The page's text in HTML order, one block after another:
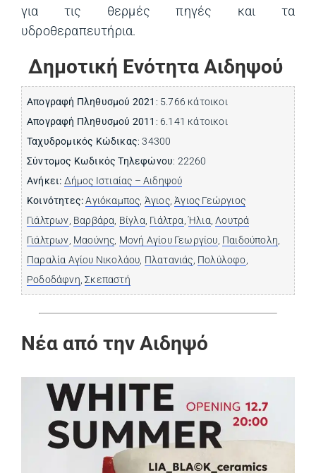
για τις θερμές πηγές και τα
υδροθεραπευτήρια.
Δημοτική Ενότητα Αιδηψού
Απογραφή Πληθυσμού 2021 : 5.766 κάτοικοι
Απογραφή Πληθυσμού 2011 : 6.141 κάτοικοι
Ταχυδρομικός Κώδικας: 34300
Σύντομος Κωδικός Τηλεφώνου: 22260
Ανήκει: Δήμος Ιστιαίας – Αιδηψού
Κοινότητες:Αγιόκαμπος Άγιος,Άγιος Γεώργιος
Γιάλτρων Βαρβάρα Βίγλα Γιάλτρα ,Ήλια Λουτρά
Γιάλτρων Μαούνης Μονή Αγίου Γεωργίου Παιδούπολη
Παραλία Αγίου Νικολάου Πλατανιάς Πολύλοφο
Ροδοδάφνη ,Σκεπαστή
Νέα από την Αιδηψό